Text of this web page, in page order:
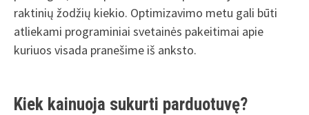
raktinių žodžių kiekio. Optimizavimo metu gali būti
atliekami programiniai svetainės pakeitimai apie
kuriuos visada pranešime iš anksto.
Kiek kainuoja sukurti parduotuvę?